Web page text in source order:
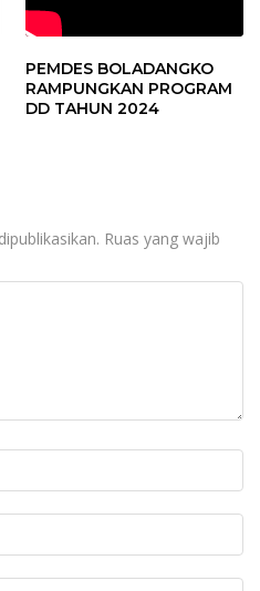
PEMDES BOLADANGKO
RAMPUNGKAN PROGRAM
DD TAHUN 2024
Ruas yang wajib